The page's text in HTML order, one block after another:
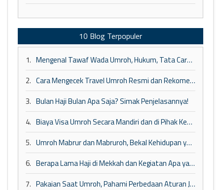
10 Blog Terpopuler
1.
Mengenal Tawaf Wada Umroh, Hukum, Tata Cara, dan Larangan Setelahnya
2.
Cara Mengecek Travel Umroh Resmi dan Rekomendasi Tour Travel Umroh Terbaik
3. Bulan Haji Bulan Apa Saja? Simak Penjelasannya!
4.
Biaya Visa Umroh Secara Mandiri dan di Pihak Ketiga
5.
Umroh Mabrur dan Mabruroh, Bekal Kehidupan yang Lebih Baik
6.
Berapa Lama Haji di Mekkah dan Kegiatan Apa yang Dilakukan?
7.
Pakaian Saat Umroh, Pahami Perbedaan Aturan Jamaah Wanita dan Pria